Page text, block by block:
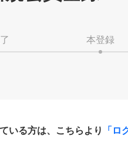
本登録
いる方は、こちらより 「ロ